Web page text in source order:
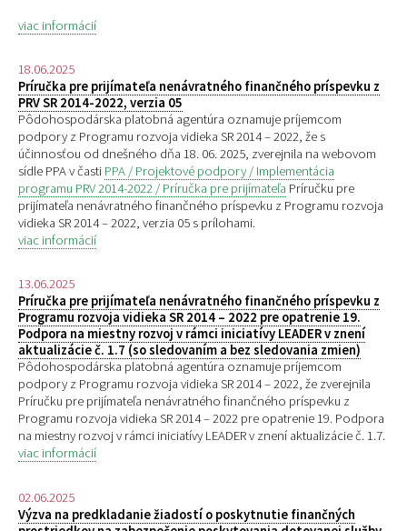
viac informácií
18.06.2025
Príručka pre prijímateľa nenávratného finančného príspevku z
PRV SR 2014-2022, verzia 05
Pôdohospodárska platobná agentúra oznamuje príjemcom
podpory z Programu rozvoja vidieka SR 2014 – 2022, že s
účinnosťou od dnešného dňa 18. 06. 2025, zverejnila na webovom
sídle PPA v časti PPA / Projektové podpory / Implementácia
programu PRV 2014-2022 / Príručka pre prijímateľa Príručku pre
prijímateľa nenávratného finančného príspevku z Programu rozvoja
vidieka SR 2014 – 2022, verzia 05 s prílohami.
viac informácií
13.06.2025
Príručka pre prijímateľa nenávratného finančného príspevku z
Programu rozvoja vidieka SR 2014 – 2022 pre opatrenie 19.
Podpora na miestny rozvoj v rámci iniciatívy LEADER v znení
aktualizácie č. 1.7 (so sledovaním a bez sledovania zmien)
Pôdohospodárska platobná agentúra oznamuje príjemcom
podpory z Programu rozvoja vidieka SR 2014 – 2022, že zverejnila
Príručku pre prijímateľa nenávratného finančného príspevku z
Programu rozvoja vidieka SR 2014 – 2022 pre opatrenie 19. Podpora
na miestny rozvoj v rámci iniciatívy LEADER v znení aktualizácie č. 1.7.
viac informácií
02.06.2025
Výzva na predkladanie žiadostí o poskytnutie finančných